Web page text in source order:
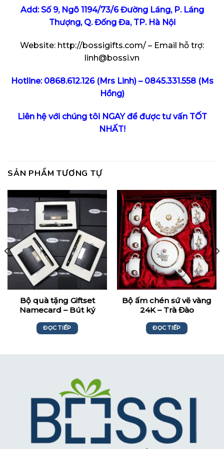
Add: Số 9, Ngõ 1194/73/6 Đường Láng, P. Láng
Thượng, Q. Đống Đa, TP. Hà Nội
Website: http://bossigifts.com/ – Email hỗ trợ:
linh@bossi.vn
Hotline: 0868.612.126(Mrs Linh) – 0845.331.558(Ms
Hồng)
Liên hệ với chúng tôi NGAY để được tư vấn TỐT
NHẤT!
SẢN PHẨM TƯƠNG TỰ
Bộ quà tặng Giftset
Namecard – Bút ký
ĐỌC TIẾP
Bộ ấm chén sứ vẽ vàng
24K – Trà Đào
ĐỌC TIẾP